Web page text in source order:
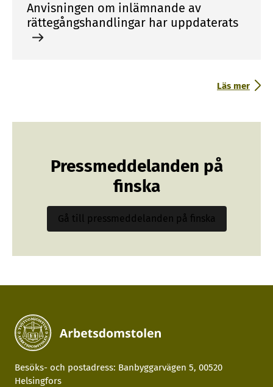
Anvisningen om inlämnande av
rättegångshandlingar har uppdaterats
Läs mer
Pressmeddelanden på
finska
Gå till pressmeddelanden på finska
Besöks- och postadress: Banbyggarvägen 5, 00520
Helsingfors